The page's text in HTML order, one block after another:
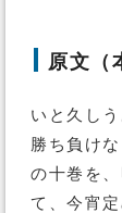
原文（
いと久し
勝ち負け
の十巻を
て、今宵